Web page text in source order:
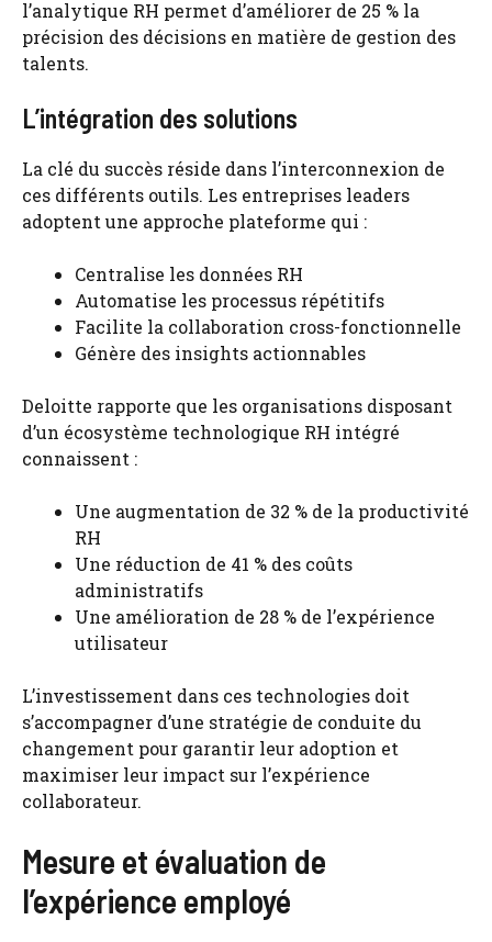
l’analytique RH permet d’améliorer de 25 % la
précision des décisions en matière de gestion des
talents.
L’intégration des solutions
La clé du succès réside dans l’interconnexion de
ces différents outils. Les entreprises leaders
adoptent une approche plateforme qui :
Centralise les données RH
Automatise les processus répétitifs
Facilite la collaboration cross-fonctionnelle
Génère des insights actionnables
Deloitte rapporte que les organisations disposant
d’un écosystème technologique RH intégré
connaissent :
Une augmentation de 32 % de la productivité
RH
Une réduction de 41 % des coûts
administratifs
Une amélioration de 28 % de l’expérience
utilisateur
L’investissement dans ces technologies doit
s’accompagner d’une stratégie de conduite du
changement pour garantir leur adoption et
maximiser leur impact sur l’expérience
collaborateur.
Mesure et évaluation de
l’expérience employé